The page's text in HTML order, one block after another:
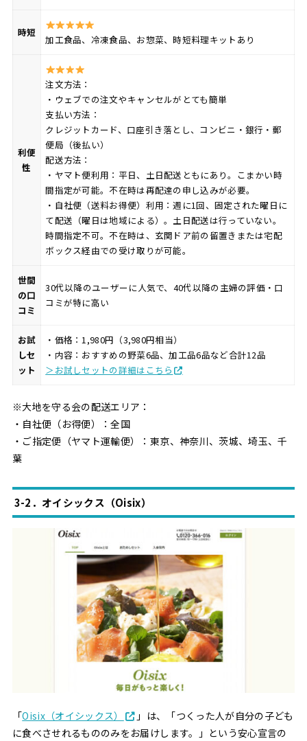
時短
加工食品、冷凍食品、お惣菜、時短料理キットあり
利便
性
注文方法：
・ウェブでの注文やキャンセルがとても簡単
支払い方法：
クレジットカード、口座引き落とし、コンビニ・銀行・郵
便局（後払い）
配送方法：
・ヤマト便利用：平日、土日配送ともにあり。こまかい時
間指定が可能。不在時は再配達の申し込みが必要。
・自社便（送料お得便）利用：週に1回、固定された曜日に
て配送（曜日は地域による）。土日配送は行っていない。
時間指定不可。不在時は、玄関ドア前の留置きまたは宅配
ボックス経由での受け取りが可能。
世間
の口
コミ
30代以降のユーザーに人気で、40代以降の主婦の評価・口
コミが特に高い
お試
しセ
ット
・価格：1,980円（3,980円相当）
・内容：おすすめの野菜6品、加工品6品など合計12品
＞お試しセットの詳細はこちら
※大地を守る会の配送エリア：
・自社便（お得便）：全国
・ご指定便（ヤマト運輸便）：東京、神奈川、茨城、埼玉、千
葉
3-2．オイシックス（Oisix）
「Oisix（オイシックス）
」は、「つくった人が自分の子ども
に食べさせれるもののみをお届けします。」という安心宣言の